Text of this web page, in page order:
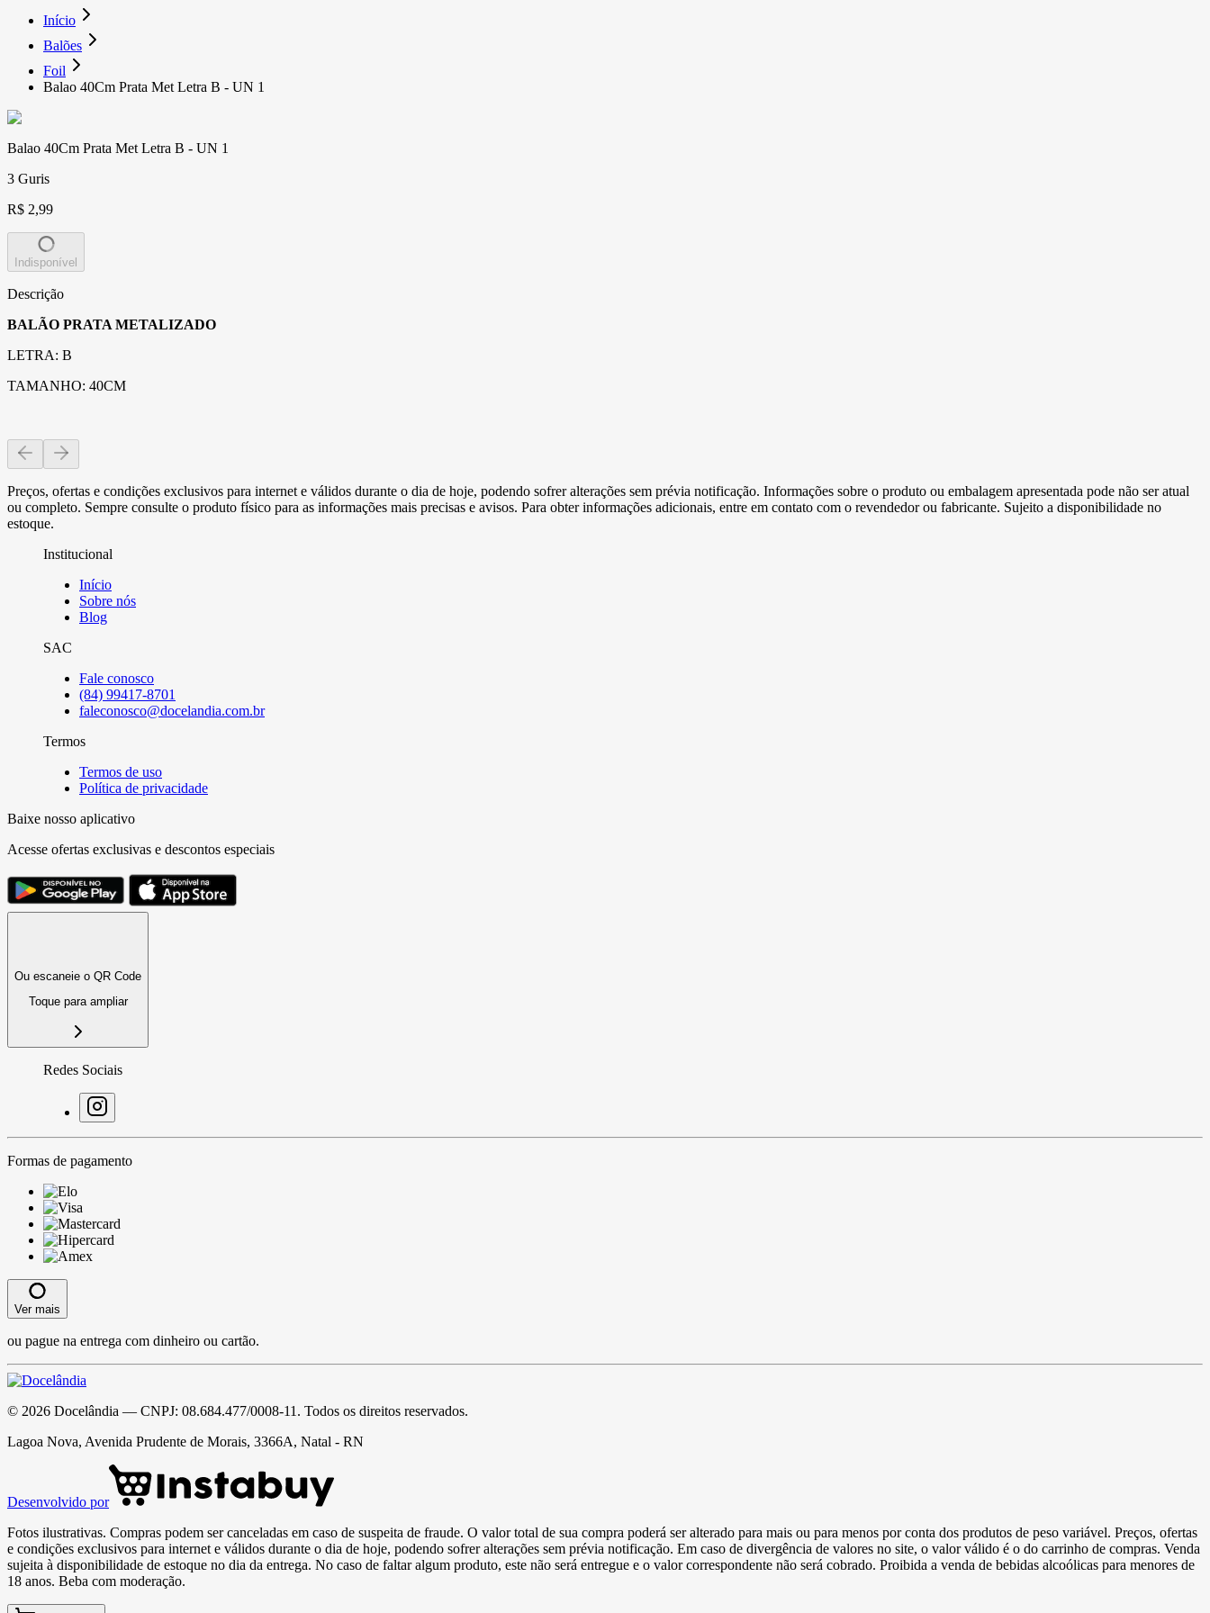
Início
Balões
Foil
Balao 40Cm Prata Met Letra B - UN 1
Balao 40Cm Prata Met Letra B - UN 1
3 Guris
R$ 2,99
Indisponível
Descrição
BALÃO PRATA METALIZADO
LETRA: B
TAMANHO: 40CM
Preços, ofertas e condições exclusivos para internet e válidos durante o dia de hoje, podendo sofrer alterações sem prévia notificação. Informações sobre o produto ou embalagem apresentada pode não ser atual
ou completo. Sempre consulte o produto físico para as informações mais precisas e avisos. Para obter informações adicionais, entre em contato com o revendedor ou fabricante. Sujeito a disponibilidade no
estoque.
Institucional
Início
Sobre nós
Blog
SAC
Fale conosco
(84) 99417-8701
faleconosco@docelandia.com.br
Termos
Termos de uso
Política de privacidade
Baixe nosso aplicativo
Acesse ofertas exclusivas e descontos especiais
Ou escaneie o QR Code
Toque para ampliar
Redes Sociais
Formas de pagamento
Ver mais
ou pague na entrega com dinheiro ou cartão.
© 2026 Docelândia — CNPJ: 08.684.477/0008-11 . Todos os direitos reservados.
Lagoa Nova, Avenida Prudente de Morais, 3366A, Natal - RN
Desenvolvido por
Fotos ilustrativas. Compras podem ser canceladas em caso de suspeita de fraude. O valor total de sua compra poderá ser alterado para mais ou para menos por conta dos produtos de peso variável. Preços, ofertas
e condições exclusivos para internet e válidos durante o dia de hoje, podendo sofrer alterações sem prévia notificação. Em caso de divergência de valores no site, o valor válido é o do carrinho de compras. Venda
sujeita à disponibilidade de estoque no dia da entrega. No caso de faltar algum produto, este não será entregue e o valor correspondente não será cobrado. Proibida a venda de bebidas alcoólicas para menores de
18 anos. Beba com moderação.